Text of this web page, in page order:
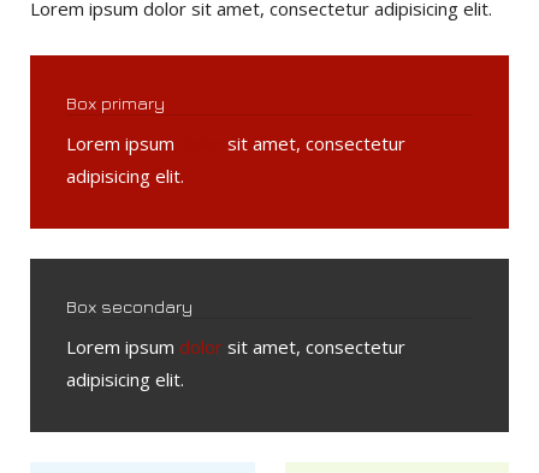
Lorem ipsum dolor sit amet, consectetur adipisicing elit.
Box primary
Lorem ipsum
sit amet, consectetur
adipisicing elit.
Box secondary
Lorem ipsum dolor sit amet, consectetur
adipisicing elit.